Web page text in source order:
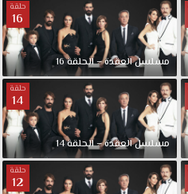
حلقة
16
مسلسل العقدة – الحلقة 16
حلقة
14
مسلسل العقدة – الحلقة 14
حلقة
12